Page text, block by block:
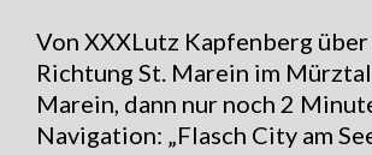
Von XXXLutz Kapfenberg über
Richtung St. Marein im
Marein, dann nur noch 2
Navigation: „Flasch City am